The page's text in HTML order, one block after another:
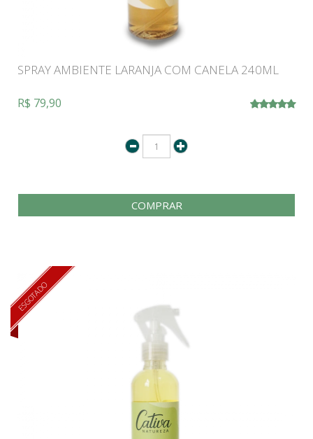
SPRAY AMBIENTE LARANJA COM CANELA 240ML
R$ 79,90
COMPRAR
ESGOTADO